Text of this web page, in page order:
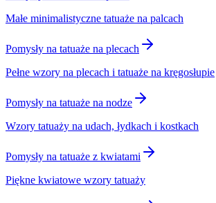
Małe minimalistyczne tatuaże na palcach
Pomysły na tatuaże na plecach
Pełne wzory na plecach i tatuaże na kręgosłupie
Pomysły na tatuaże na nodze
Wzory tatuaży na udach, łydkach i kostkach
Pomysły na tatuaże z kwiatami
Piękne kwiatowe wzory tatuaży